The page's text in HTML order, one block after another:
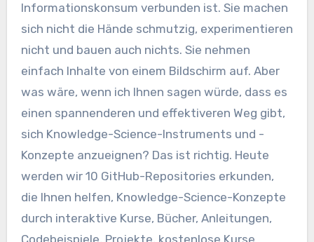
Informationskonsum verbunden ist. Sie machen
sich nicht die Hände schmutzig, experimentieren
nicht und bauen auch nichts. Sie nehmen
einfach Inhalte von einem Bildschirm auf. Aber
was wäre, wenn ich Ihnen sagen würde, dass es
einen spannenderen und effektiveren Weg gibt,
sich Knowledge-Science-Instruments und -
Konzepte anzueignen? Das ist richtig. Heute
werden wir 10 GitHub-Repositories erkunden,
die Ihnen helfen, Knowledge-Science-Konzepte
durch interaktive Kurse, Bücher, Anleitungen,